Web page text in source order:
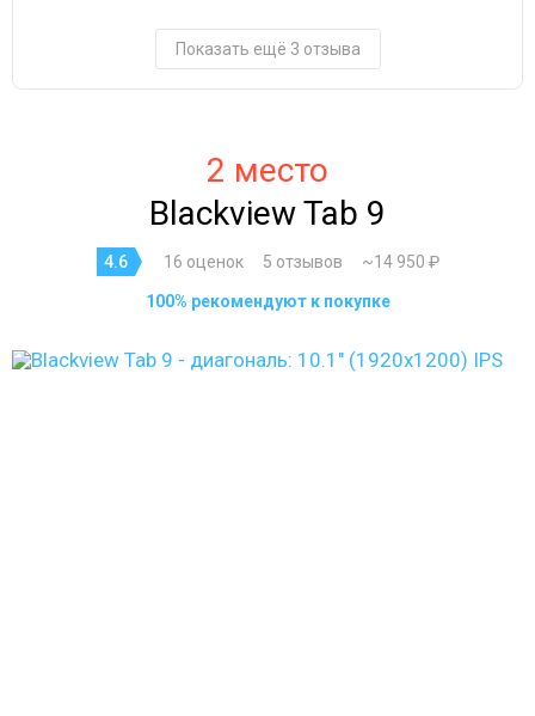
Показать ещё 3 отзыва
2 место
Blackview Tab 9
4.6 16 оценок 5 отзывов ~14 950 ₽
100% рекомендуют к покупке